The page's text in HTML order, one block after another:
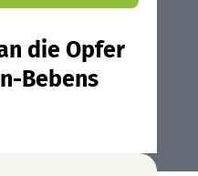
die Opfer
Bebens